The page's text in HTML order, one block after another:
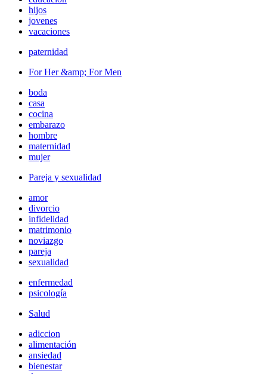
hijos
jovenes
vacaciones
paternidad
For Her &amp; For Men
boda
casa
cocina
embarazo
hombre
maternidad
mujer
Pareja y sexualidad
amor
divorcio
infidelidad
matrimonio
noviazgo
pareja
sexualidad
enfermedad
psicología
Salud
adiccion
alimentación
ansiedad
bienestar